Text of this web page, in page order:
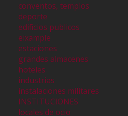
conventos, templos
deporte
edificios publicos
eixample
estaciones
grandes almacenes
hoteles
industrias
instalaciones militares
INSTITUCIONES
locales de ocio